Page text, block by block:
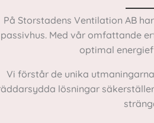
På Storstadens Ventilation AB
passivhus. Med vår omfattande
optimal
Vi förstår de unika
lösningar